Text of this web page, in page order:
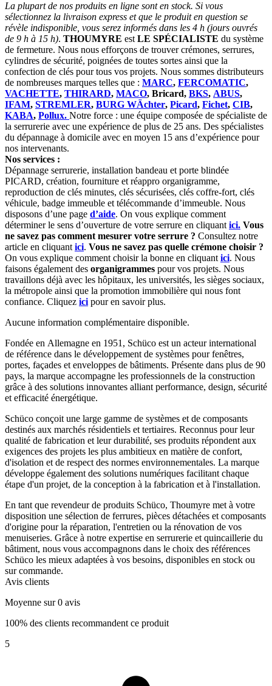
La plupart de nos produits en ligne sont en stock. Si vous
sélectionnez la livraison express et que le produit en question se
révèle indisponible, vous serez informés dans les 4 h (jours ouvrés
de 9 h à 15 h). THOUMYRE est LE SPÉCIALISTE du système
de fermeture. Nous nous efforçons de trouver crémones, serrures,
cylindres de sécurité, poignées de toutes sortes ainsi que la
confection de clés pour tous vos projets. Nous sommes distributeurs
de nombreuses marques telles que : MARC, FERCOMATIC,
VACHETTE, THIRARD, MACO, Bricard, BKS, ABUS,
IFAM, STREMLER, BURG WÄchter, Picard, Fichet, CIB,
KABA, Pollux. Notre force : une équipe composée de spécialiste de
la serrurerie avec une expérience de plus de 25 ans. Des spécialistes
du dépannage à domicile avec en moyen 15 ans d’expérience pour
nos intervenants.
Nos services :
Dépannage serrurerie, installation bandeau et porte blindée
PICARD, création, fourniture et réappro organigramme,
reproduction de clés minutes, clés sécurisées, clés coffre-fort, clés
véhicule, badge immeuble et télécommande d’immeuble. Nous
disposons d’une page d’aide. On vous explique comment
déterminer le sens d’ouverture de votre serrure en cliquant ici. Vous
ne savez pas comment mesurer votre serrure ? Consultez notre
article en cliquant ici. Vous ne savez pas quelle crémone choisir ?
On vous explique comment choisir la bonne en cliquant ici. Nous
faisons également des organigrammes pour vos projets. Nous
travaillons déjà avec les hôpitaux, les universités, les sièges sociaux,
la métropole ainsi que la promotion immobilière qui nous font
confiance. Cliquez ici pour en savoir plus.
Aucune information complémentaire disponible.
Fondée en Allemagne en 1951, Schüco est un acteur international
de référence dans le développement de systèmes pour fenêtres,
portes, façades et enveloppes de bâtiments. Présente dans plus de 90
pays, la marque accompagne les professionnels de la construction
grâce à des solutions innovantes alliant performance, design, sécurité
et efficacité énergétique.
Schüco conçoit une large gamme de systèmes et de composants
destinés aux marchés résidentiels et tertiaires. Reconnus pour leur
qualité de fabrication et leur durabilité, ses produits répondent aux
exigences des projets les plus ambitieux en matière de confort,
d'isolation et de respect des normes environnementales. La marque
développe également des solutions numériques facilitant chaque
étape d'un projet, de la conception à la fabrication et à l'installation.
En tant que revendeur de produits Schüco, Thoumyre met à votre
disposition une sélection de ferrures, pièces détachées et composants
d'origine pour la réparation, l'entretien ou la rénovation de vos
menuiseries. Grâce à notre expertise en serrurerie et quincaillerie du
bâtiment, nous vous accompagnons dans le choix des références
Schüco les mieux adaptées à vos besoins, disponibles en stock ou
sur commande.
Avis clients
Moyenne sur 0 avis
100% des clients recommandent ce produit
5